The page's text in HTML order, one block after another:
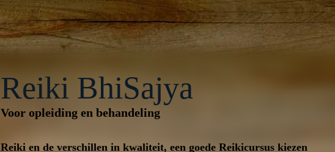
Reiki BhiSajya
Voor opleiding en behandeling
Reiki en de verschillen in kwaliteit, een goede Reikicursus kiezen